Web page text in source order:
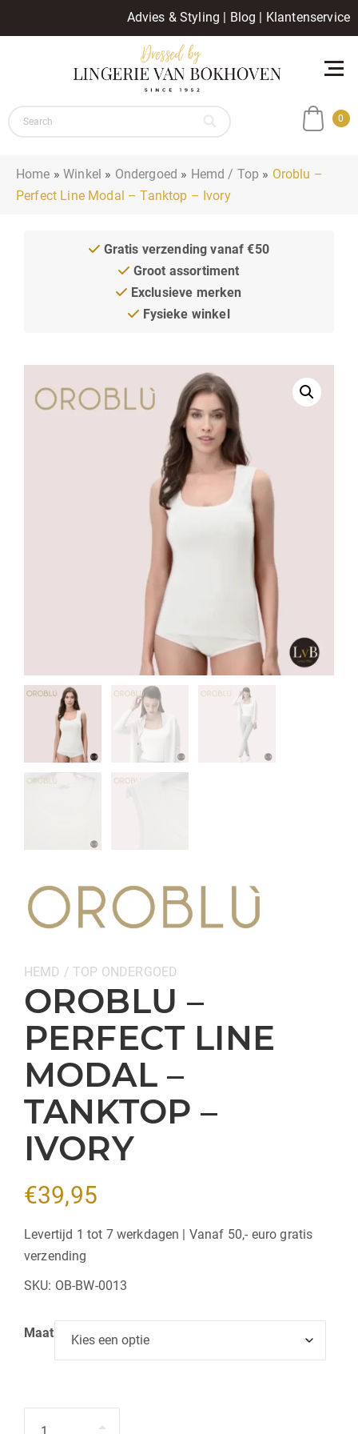
Advies & Styling | Blog | Klantenservice
0
Home »Winkel » Ondergoed » Hemd / Top » Oroblu –
Perfect Line Modal – Tanktop – Ivory
Gratis verzending vanaf €50
Groot assortiment
Exclusieve merken
Fysieke winkel
Categorieën:
HEMD / TOP ONDERGOED
OROBLU –
PERFECT LINE
MODAL –
TANKTOP –
IVORY
€39,95
Levertijd 1 tot 7 werkdagen | Vanaf 50,- euro gratis
verzending
SKU: OB-BW-0013
Maat